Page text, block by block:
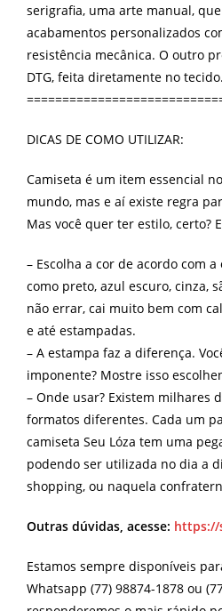
serigrafia, uma arte manual,
acabamentos personalizados
resistência mecânica. O outro
DTG, feita diretamente no tecido.
DICAS DE COMO UTILIZAR:
Camiseta é um item essencial
mundo, mas e aí existe regra
Mas você quer ter estilo, certo?
– Escolha a cor de acordo com
como preto, azul escuro, cinza,
não errar, cai muito bem com
e até estampadas.
– A estampa faz a diferença.
imponente? Mostre isso
– Onde usar? Existem milhares
formatos diferentes. Cada um
camiseta Seu Lóza tem uma
podendo ser utilizada no dia a
shopping, ou naquela
Outras dúvidas, acesse: https://
Estamos sempre disponíveis
Whatsapp (77) 98874-1878 ou